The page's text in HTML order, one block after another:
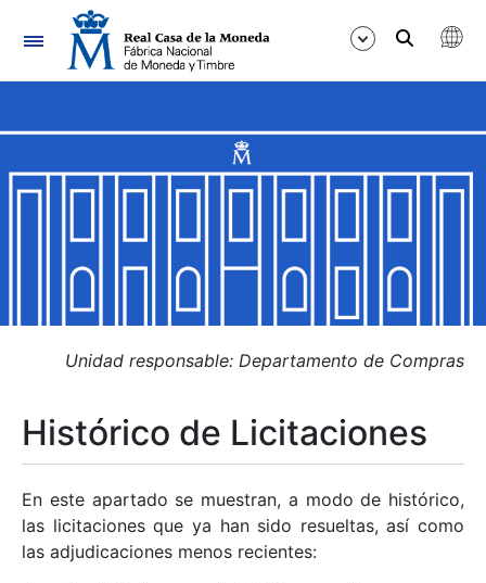
Navegación
Mostrar/Ocultar
Mostrar/Ocultar
Mostrar/Ocultar
Mostrar/Ocultar
Mostrar/Ocultar
Unidad responsable: Departamento de Compras
Histórico de Licitaciones
En este apartado se muestran, a modo de histórico,
las licitaciones que ya han sido resueltas, así como
las adjudicaciones menos recientes: